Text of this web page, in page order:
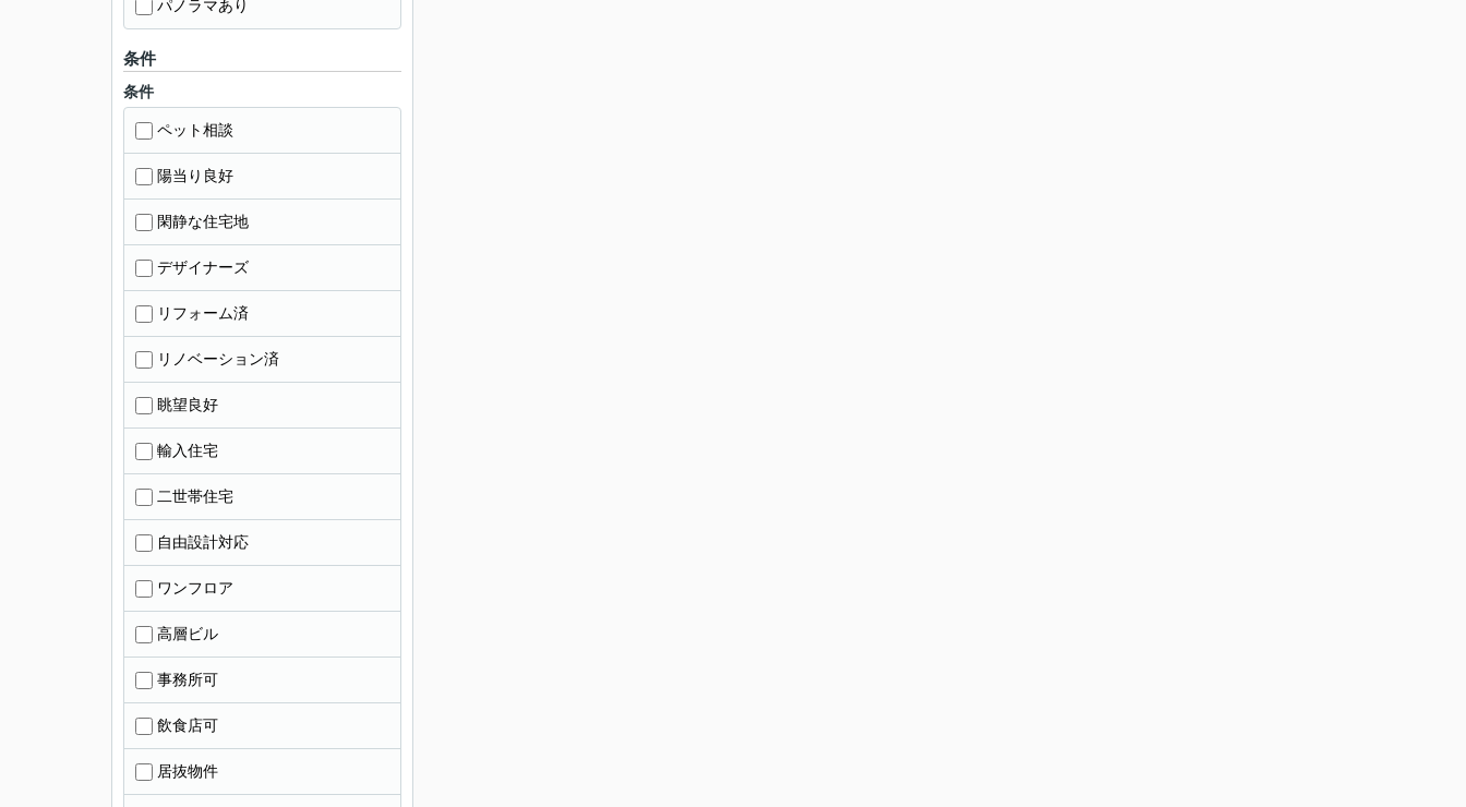
パノラマあり
条件
条件
ペット相談
陽当り良好
閑静な住宅地
デザイナーズ
リフォーム済
リノベーション済
眺望良好
輸入住宅
二世帯住宅
自由設計対応
ワンフロア
高層ビル
事務所可
飲食店可
居抜物件